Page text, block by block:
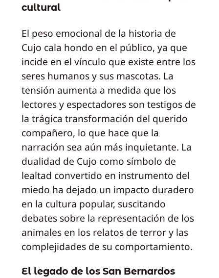
cultural
El peso emocional de la historia de
Cujo cala hondo en el público, ya que
incide en el vínculo que existe entre los
seres humanos y sus mascotas. La
tensión aumenta a medida que los
lectores y espectadores son testigos de
la trágica transformación del querido
compañero, lo que hace que la
narración sea aún más inquietante. La
dualidad de Cujo como símbolo de
lealtad convertido en instrumento del
miedo ha dejado un impacto duradero
en la cultura popular, suscitando
debates sobre la representación de los
animales en los relatos de terror y las
complejidades de su comportamiento.
El legado de los San Bernardos